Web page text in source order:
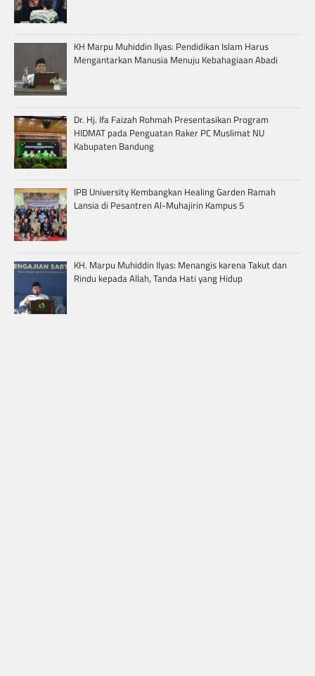
KH Marpu Muhiddin Ilyas: Pendidikan Islam Harus
Mengantarkan Manusia Menuju Kebahagiaan Abadi
Dr. Hj. Ifa Faizah Rohmah Presentasikan Program
HIDMAT pada Penguatan Raker PC Muslimat NU
Kabupaten Bandung
IPB University Kembangkan Healing Garden Ramah
Lansia di Pesantren Al-Muhajirin Kampus 5
KH. Marpu Muhiddin Ilyas: Menangis karena Takut dan
Rindu kepada Allah, Tanda Hati yang Hidup